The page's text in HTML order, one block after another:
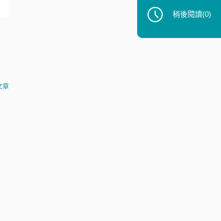
章
稍後閱讀(0)